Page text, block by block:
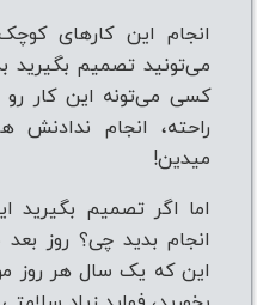
انجام این کارهای
می‌تونید تصمیم بگیرید
کسی می‌تونه این کار رو
راحته، انجام
میدین!
اما اگر تصمیم
انجام بدید چی؟ روز
این که یک سال هر روز